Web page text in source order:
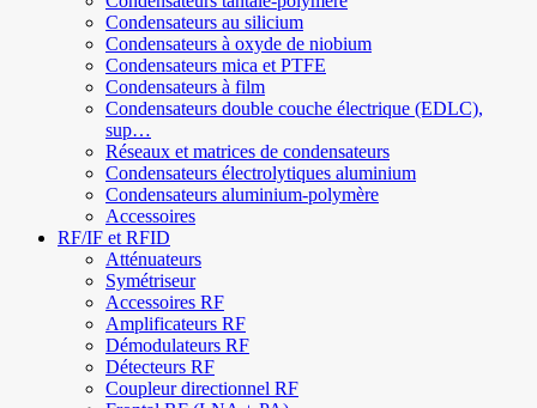
Condensateurs au silicium
Condensateurs à oxyde de niobium
Condensateurs mica et PTFE
Condensateurs à film
Condensateurs double couche électrique (EDLC),
sup…
Réseaux et matrices de condensateurs
Condensateurs électrolytiques aluminium
Condensateurs aluminium-polymère
Accessoires
RF/IF et RFID
Atténuateurs
Symétriseur
Accessoires RF
Amplificateurs RF
Démodulateurs RF
Détecteurs RF
Coupleur directionnel RF